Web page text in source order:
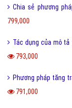
Chia sẻ phương
799,000
Tác dụng của mô
793,000
Phương pháp tăng
791,000